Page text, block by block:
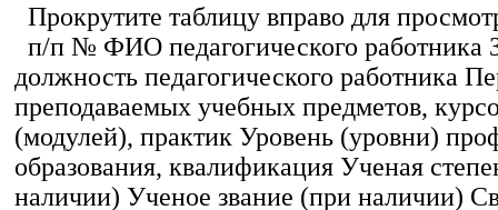
Прокрутите таблицу вправо для
п/п № ФИО педагогического работника
должность педагогического работника
преподаваемых учебных предметов,
(модулей), практик Уровень (уровни)
образования, квалификация Ученая
наличии) Ученое звание (при наличии)